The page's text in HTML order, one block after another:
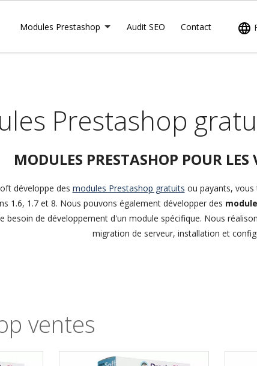
Modules Prestashop Audit SEO Contact 
Prestashop
MODULES PRESTASHOP POUR
développe des modules Prestashop gratuits ou payants,
1.6, 1.7 et 8. Nous pouvons également développer des
besoin de développement d'un module spécifique. Nous
migration de serveur, installation et
ventes